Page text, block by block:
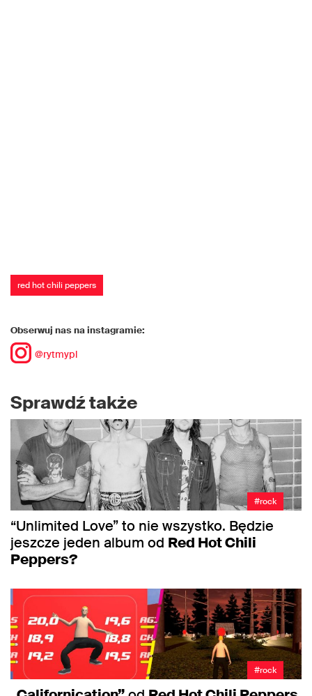
red hot chili peppers
Obserwuj nas na instagramie:
@rytmypl
Sprawdź także
#rock
“Unlimited Love” to nie wszystko. Będzie
jeszcze jeden album od Red Hot Chili
Peppers?
#rock